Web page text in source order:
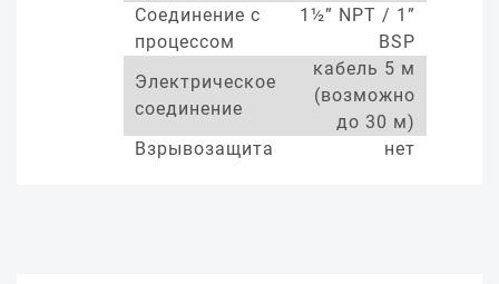
Соединение с
процессом
1½” NPT / 1”
BSP
Электрическое
соединение
кабель 5 м
(возможно
до 30 м)
Взрывозащита
нет